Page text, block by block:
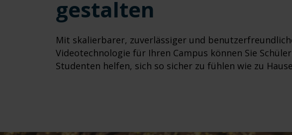
gestalten
Mit skalierbarer, zuverlässiger und
Videotechnologie für Ihren Campus können Sie
Studenten helfen, sich so sicher zu fühlen wie zu